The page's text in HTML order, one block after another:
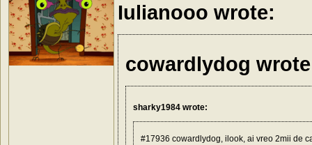
Iulianooo wrote:
cowardlydog
sharky1984 wrote:
#17936 cowardlydog, ilook, ai vreo 2mii de